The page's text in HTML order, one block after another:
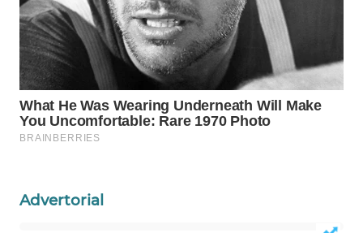
Advertorial
WN
SEMARANG
WN
SOLO
WN
MADURA